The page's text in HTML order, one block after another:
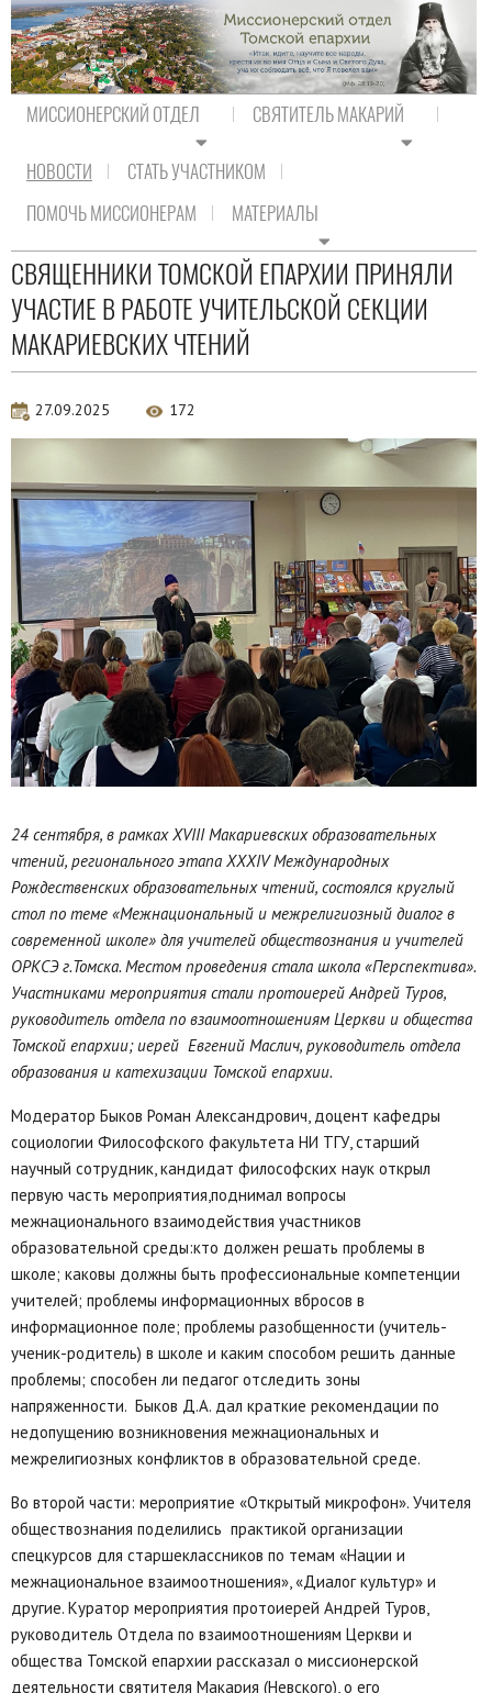
МИССИОНЕРСКИЙ ОТДЕЛ СВЯТИТЕЛЬ МАКАРИЙ
НОВОСТИ
СТАТЬ УЧАСТНИКОМ
ПОМОЧЬ МИССИОНЕРАМ
МАТЕРИАЛЫ
Новости епархии
СВЯЩЕННИКИ ТОМСКОЙ ЕПАРХИИ ПРИНЯЛИ
УЧАСТИЕ В РАБОТЕ УЧИТЕЛЬСКОЙ СЕКЦИИ
МАКАРИЕВСКИХ ЧТЕНИЙ
27.09.2025 172
24 сентября, в рамках XVIII Макариевских образовательных
чтений, регионального этапа XXXIV Международных
Рождественских образовательных чтений, состоялся круглый
стол по теме «Межнациональный и межрелигиозный диалог в
современной школе» для учителей обществознания и учителей
ОРКСЭ г.Томска. Местом проведения стала школа «Перспектива».
Участниками мероприятия стали протоиерей Андрей Туров,
руководитель отдела по взаимоотношениям Церкви и общества
Томской епархии; иерей Евгений Маслич, руководитель отдела
образования и катехизации Томской епархии.
Модератор Быков Роман Александрович, доцент кафедры
социологии Философского факультета НИ ТГУ, старший
научный сотрудник, кандидат философских наук открыл
первую часть мероприятия,поднимал вопросы
межнационального взаимодействия участников
образовательной среды:кто должен решать проблемы в
школе; каковы должны быть профессиональные компетенции
учителей; проблемы информационных вбросов в
информационное поле; проблемы разобщенности (учитель-
ученик-родитель) в школе и каким способом решить данные
проблемы; способен ли педагог отследить зоны
напряженности. Быков Д.А. дал краткие рекомендации по
недопущению возникновения межнациональных и
межрелигиозных конфликтов в образовательной среде.
Во второй части: мероприятие «Открытый микрофон». Учителя
обществознания поделились практикой организации
спецкурсов для старшеклассников по темам «Нации и
межнациональное взаимоотношения», «Диалог культур» и
другие. Куратор мероприятия протоиерей Андрей Туров,
руководитель Отдела по взаимоотношениям Церкви и
общества Томской епархии рассказал о миссионерской
деятельности святителя Макария (Невского), о его